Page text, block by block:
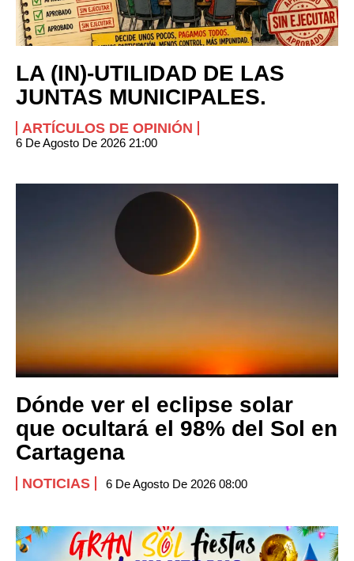
LA (IN)-UTILIDAD DE LAS
JUNTAS MUNICIPALES.
ARTÍCULOS DE OPINIÓN
6 De Agosto De 2026 21:00
Dónde ver el eclipse solar
que ocultará el 98% del Sol en
Cartagena
NOTICIAS 6 De Agosto De 2026 08:00